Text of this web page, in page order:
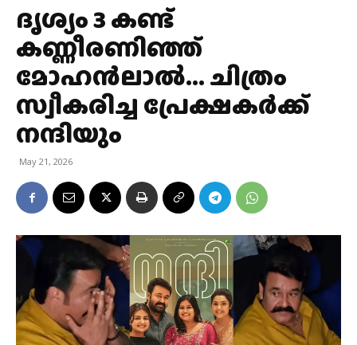
ദൃശ്യം 3 കണ്ട്
കണ്ണീരണിഞ്ഞ്
മോഹന്‍ലാൽ… ചിത്രം
സ്വീകരിച്ച പ്രേക്ഷകര്‍ക്ക്
നന്ദിയും
May 21, 2026